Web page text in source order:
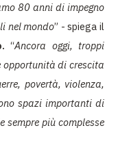
80 anni di impegno
nel mondo” - spiega il
“Ancora oggi, troppi
di crescita
povertà, violenza,
spazi importanti di
sempre più complesse